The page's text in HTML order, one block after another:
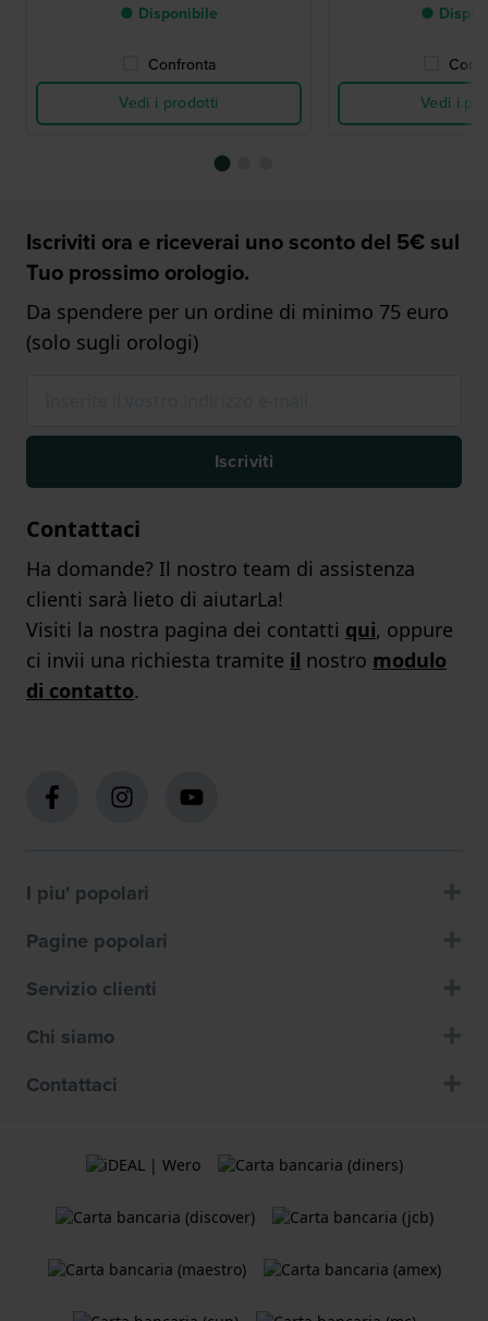
● Disponibile
Confronta
Vedi i prodotti
●
Vedi i
Iscriviti ora e riceverai uno sconto del 5€ sul
Tuo prossimo orologio.
Da spendere per un ordine di minimo 75 euro
(solo sugli orologi)
Iscriviti
Contattaci
Ha domande? Il nostro team di assistenza
clienti sarà lieto di aiutarLa!
Visiti la nostra pagina dei contatti qui, oppure
ci invii una richiesta tramite il nostro modulo
di contatto.
I piu' popolari
Pagine popolari
Servizio clienti
Chi siamo
Contattaci